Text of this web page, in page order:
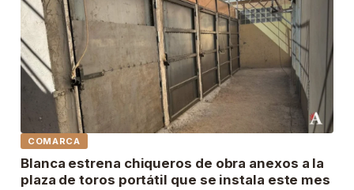
COMARCA
Blanca estrena chiqueros de obra anexos a la
plaza de toros portátil que se instala este mes